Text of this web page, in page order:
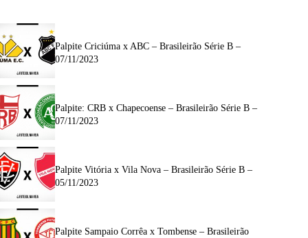
Palpite Criciúma x ABC – Brasileirão Série B –
07/11/2023
Palpite: CRB x Chapecoense – Brasileirão Série B –
07/11/2023
Palpite Vitória x Vila Nova – Brasileirão Série B –
05/11/2023
Palpite Sampaio Corrêa x Tombense – Brasileirão